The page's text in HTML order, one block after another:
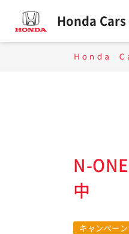
Honda Cars
Ｈｏｎｄａ Ｃ
N-
中
キャンペーン